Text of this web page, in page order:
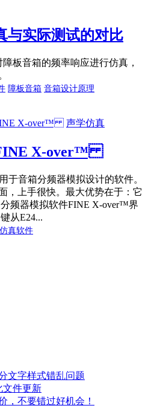
与实际测试的对比
板音箱的频率响应进行仿真，
障板音箱 音箱设计原理
声学仿真
FINE X-over™
于音箱分频器模拟设计的软件。
，上手很快。最大优势在于：它
频器模拟软件FINE X-over™界
从E24...
真软件
文字样式错乱问题
文件更新
，不要错过好机会！